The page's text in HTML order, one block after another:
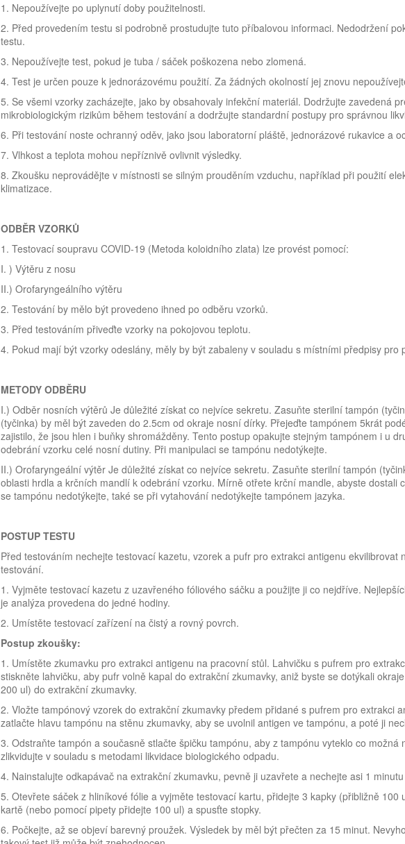
1. Nepoužívejte po uplynutí doby použitelnosti.
2. Před provedením testu si podrobně prostudujte tuto příbalovou informaci. Nedodržení
testu.
3. Nepoužívejte test, pokud je tuba / sáček poškozena nebo zlomená.
4. Test je určen pouze k jednorázovému použití. Za žádných okolností jej znovu
5. Se všemi vzorky zacházejte, jako by obsahovaly infekční materiál. Dodržujte zavedená
mikrobiologickým rizikům během testování a dodržujte standardní postupy pro správnou
6. Při testování noste ochranný oděv, jako jsou laboratorní pláště, jednorázové rukavice a
7. Vlhkost a teplota mohou nepříznivě ovlivnit výsledky.
8. Zkoušku neprovádějte v místnosti se silným prouděním vzduchu, například při použití
klimatizace.
ODBĚR VZORKŮ
1. Testovací soupravu COVID-19 (Metoda koloidního zlata) lze provést pomocí:
I. ) Výtěru z nosu
II.) Orofaryngeálního výtěru
2. Testování by mělo být provedeno ihned po odběru vzorků.
3. Před testováním přiveďte vzorky na pokojovou teplotu.
4. Pokud mají být vzorky odeslány, měly by být zabaleny v souladu s místními předpisy pro
METODY ODBĚRU
I.) Odběr nosních výtěrů Je důležité získat co nejvíce sekretu. Zasuňte sterilní tampón
(tyčinka) by měl být zaveden do 2.5cm od okraje nosní dírky. Přejeďte tampónem 5krát
zajistilo, že jsou hlen i buňky shromážděny. Tento postup opakujte stejným tampónem i u
odebrání vzorku celé nosní dutiny. Při manipulaci se tampónu nedotýkejte.
II.) Orofaryngeální výtěr Je důležité získat co nejvíce sekretu. Zasuňte sterilní tampón
oblasti hrdla a krčních mandlí k odebrání vzorku. Mírně otřete krční mandle, abyste dostali
se tampónu nedotýkejte, také se při vytahování nedotýkejte tampónem jazyka.
POSTUP TESTU
Před testováním nechejte testovací kazetu, vzorek a pufr pro extrakci antigenu ekvilibrovat
testování.
1. Vyjměte testovací kazetu z uzavřeného fóliového sáčku a použijte ji co nejdříve.
je analýza provedena do jedné hodiny.
2. Umístěte testovací zařízení na čistý a rovný povrch.
Postup zkoušky:
1. Umístěte zkumavku pro extrakci antigenu na pracovní stůl. Lahvičku s pufrem pro
stiskněte lahvičku, aby pufr volně kapal do extrakční zkumavky, aniž byste se dotýkali
200 ul) do extrakční zkumavky.
2. Vložte tampónový vzorek do extrakční zkumavky předem přidané s pufrem pro extrakci
zatlačte hlavu tampónu na stěnu zkumavky, aby se uvolnil antigen ve tampónu, a poté ji
3. Odstraňte tampón a současně stlačte špičku tampónu, aby z tampónu vyteklo co možná
zlikvidujte v souladu s metodami likvidace biologického odpadu.
4. Nainstalujte odkapávač na extrakční zkumavku, pevně ji uzavřete a nechejte asi 1
5. Otevřete sáček z hliníkové fólie a vyjměte testovací kartu, přidejte 3 kapky (přibližně
kartě (nebo pomocí pipety přidejte 100 ul) a spusťte stopky.
6. Počkejte, až se objeví barevný proužek. Výsledek by měl být přečten za 15 minut.